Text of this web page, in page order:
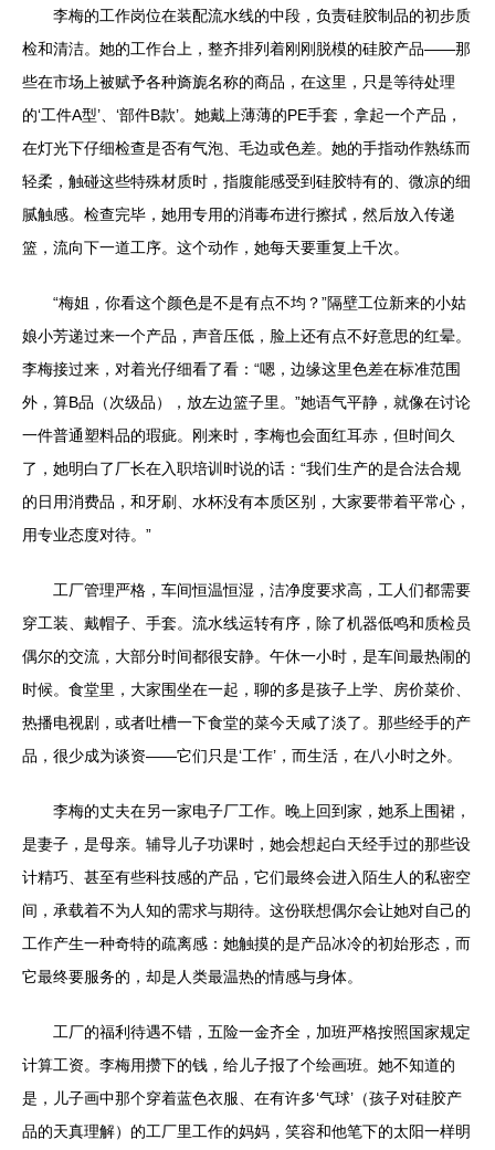
李梅的工作岗位在装配流水线的中段，负责硅胶制品的初步质
检和清洁。她的工作台上，整齐排列着刚刚脱模的硅胶产品——那
些在市场上被赋予各种旖旎名称的商品，在这里，只是等待处理
的‘工件A型’、‘部件B款’。她戴上薄薄的PE手套，拿起一个产品，
在灯光下仔细检查是否有气泡、毛边或色差。她的手指动作熟练而
轻柔，触碰这些特殊材质时，指腹能感受到硅胶特有的、微凉的细
腻触感。检查完毕，她用专用的消毒布进行擦拭，然后放入传递
篮，流向下一道工序。这个动作，她每天要重复上千次。
“梅姐，你看这个颜色是不是有点不均？”隔壁工位新来的小姑
娘小芳递过来一个产品，声音压低，脸上还有点不好意思的红晕。
李梅接过来，对着光仔细看了看：“嗯，边缘这里色差在标准范围
外，算B品（次级品），放左边篮子里。”她语气平静，就像在讨论
一件普通塑料品的瑕疵。刚来时，李梅也会面红耳赤，但时间久
了，她明白了厂长在入职培训时说的话：“我们生产的是合法合规
的日用消费品，和牙刷、水杯没有本质区别，大家要带着平常心，
用专业态度对待。”
工厂管理严格，车间恒温恒湿，洁净度要求高，工人们都需要
穿工装、戴帽子、手套。流水线运转有序，除了机器低鸣和质检员
偶尔的交流，大部分时间都很安静。午休一小时，是车间最热闹的
时候。食堂里，大家围坐在一起，聊的多是孩子上学、房价菜价、
热播电视剧，或者吐槽一下食堂的菜今天咸了淡了。那些经手的产
品，很少成为谈资——它们只是‘工作’，而生活，在八小时之外。
李梅的丈夫在另一家电子厂工作。晚上回到家，她系上围裙，
是妻子，是母亲。辅导儿子功课时，她会想起白天经手过的那些设
计精巧、甚至有些科技感的产品，它们最终会进入陌生人的私密空
间，承载着不为人知的需求与期待。这份联想偶尔会让她对自己的
工作产生一种奇特的疏离感：她触摸的是产品冰冷的初始形态，而
它最终要服务的，却是人类最温热的情感与身体。
工厂的福利待遇不错，五险一金齐全，加班严格按照国家规定
计算工资。李梅用攒下的钱，给儿子报了个绘画班。她不知道的
是，儿子画中那个穿着蓝色衣服、在有许多‘气球’（孩子对硅胶产
品的天真理解）的工厂里工作的妈妈，笑容和他笔下的太阳一样明